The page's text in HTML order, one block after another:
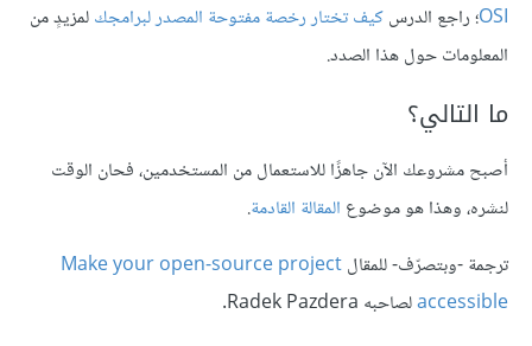
OSI؛ راجع الدرسكيف تختار رخصة مفتوحة المصدر لبرامجكلمزيدٍ من
المعلومات حول هذا الصدد.
ما التالي؟
أصبح مشروعك الآن جاهزًا للاستعمال من المستخدمين، فحان الوقت
لنشره، وهذا هو موضوع المقالة القادمة.
ترجمة -وبتصرّف- للمقالMake your open-source project
accessibleلصاحبه Radek Pazdera.